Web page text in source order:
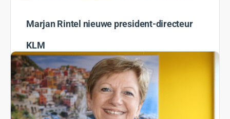
Marjan Rintel nieuwe president-directeur
KLM
De aandeelhouders van KLM hebben maandag tijdens
de jaarlijkse Algemene Vergadering van
Aandeelhouders (AvA) ingestemd met de benoeming
van Marjan Rintel als president-directeur van KLM…